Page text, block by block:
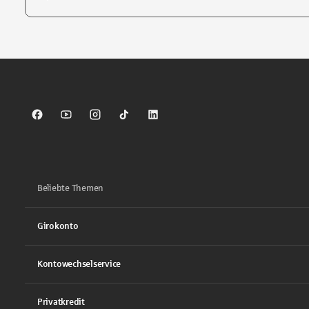
Sparkasse auf Facebook
Sparkasse auf Youtube
Sparkasse auf Instagram
Sparkasse auf TikTok
Sparkasse auf LinkedIn
Beliebte Themen
Girokonto
Kontowechselservice
Privatkredit